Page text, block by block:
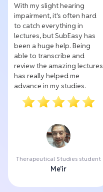
With my slight hearing
impairment, it's often hard
to catch everything in
lectures, but SubEasy has
been a huge help. Being
able to transcribe and
review the amazing lectures
has really helped me
advance in my studies.
Therapeutical Studies student
Me'ir